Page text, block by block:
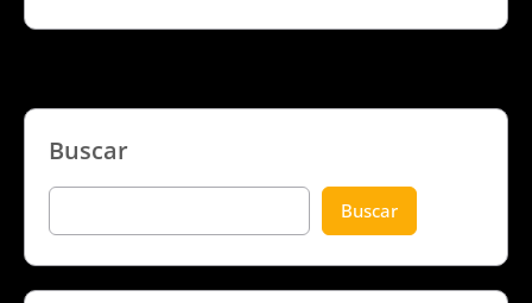
Buscar
Buscar